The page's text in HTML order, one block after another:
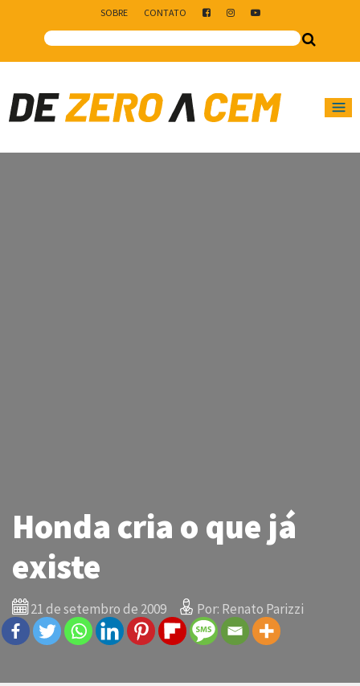
SOBRE CONTATO
Main Navigation
Honda cria o que já
existe
21 de setembro de 2009 Por: Renato Parizzi